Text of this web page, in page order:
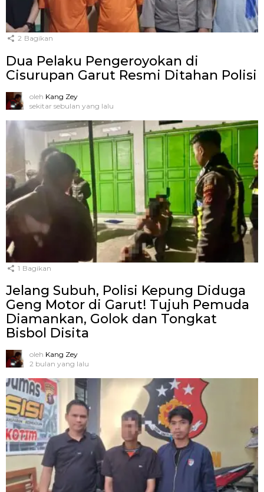
2 Bagikan
Dua Pelaku Pengeroyokan di
Cisurupan Garut Resmi Ditahan Polisi
oleh Kang Zey
sekitar sebulan yang lalu
1 Bagikan
Jelang Subuh, Polisi Kepung Diduga
Geng Motor di Garut! Tujuh Pemuda
Diamankan, Golok dan Tongkat
Bisbol Disita
oleh Kang Zey
2 bulan yang lalu